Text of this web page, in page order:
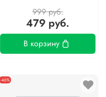
999 руб.
479 руб.
В корзину
-46%